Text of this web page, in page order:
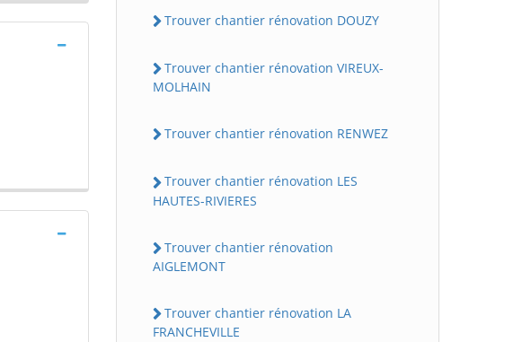
Trouver chantier rénovation DOUZY
Trouver chantier rénovation VIREUX-
MOLHAIN
Trouver chantier rénovation RENWEZ
Trouver chantier rénovation LES
HAUTES-RIVIERES
Trouver chantier rénovation
AIGLEMONT
Trouver chantier rénovation LA
FRANCHEVILLE